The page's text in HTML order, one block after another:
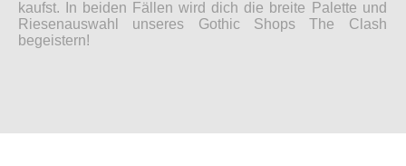
kaufst. In beiden Fällen wird dich die breite Palette und
Riesenauswahl unseres Gothic Shops The Clash
begeistern!